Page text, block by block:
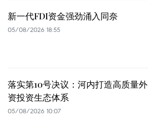
新一代FDI资金强劲涌入同奈
05/08/2026 18:55
落实第10号决议：河内打造高质量外
资投资生态体系
05/08/2026 10:07